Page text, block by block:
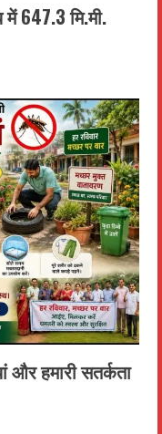
में 647.3 मि.मी.
और हमारी सतर्कता